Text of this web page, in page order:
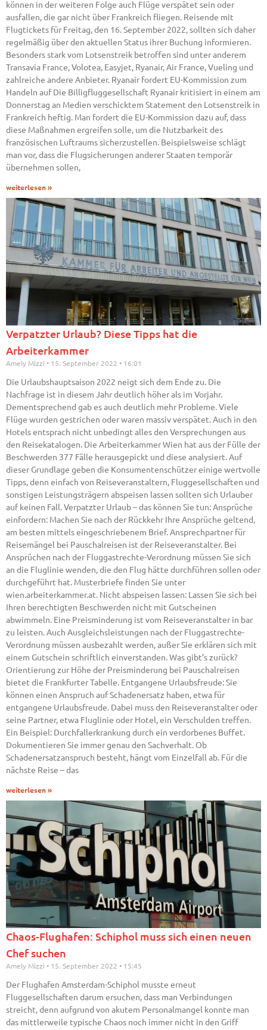
können in der weiteren Folge auch Flüge verspätet sein oder
ausfallen, die gar nicht über Frankreich fliegen. Reisende mit
Flugtickets für Freitag, den 16. September 2022, sollten sich daher
regelmäßig über den aktuellen Status ihrer Buchung informieren.
Besonders stark vom Lotsenstreik betroffen sind unter anderem
Transavia France, Volotea, Easyjet, Ryanair, Air France, Vueling und
zahlreiche andere Anbieter. Ryanair fordert EU-Kommission zum
Handeln auf Die Billigfluggesellschaft Ryanair kritisiert in einem am
Donnerstag an Medien verschicktem Statement den Lotsenstreik in
Frankreich heftig. Man fordert die EU-Kommission dazu auf, dass
diese Maßnahmen ergreifen solle, um die Nutzbarkeit des
französischen Luftraums sicherzustellen. Beispielsweise schlägt
man vor, dass die Flugsicherungen anderer Staaten temporär
übernehmen sollen,
weiterlesen »
Verpatzter Urlaub? Diese Tipps hat die
Arbeiterkammer
Amely Mizzi 15. September 2022 16:01
Die Urlaubshauptsaison 2022 neigt sich dem Ende zu. Die
Nachfrage ist in diesem Jahr deutlich höher als im Vorjahr.
Dementsprechend gab es auch deutlich mehr Probleme. Viele
Flüge wurden gestrichen oder waren massiv verspätet. Auch in den
Hotels entsprach nicht unbedingt alles den Versprechungen aus
den Reisekatalogen. Die Arbeiterkammer Wien hat aus der Fülle der
Beschwerden 377 Fälle herausgepickt und diese analysiert. Auf
dieser Grundlage geben die Konsumentenschützer einige wertvolle
Tipps, denn einfach von Reiseveranstaltern, Fluggesellschaften und
sonstigen Leistungsträgern abspeisen lassen sollten sich Urlauber
auf keinen Fall. Verpatzter Urlaub – das können Sie tun: Ansprüche
einfordern: Machen Sie nach der Rückkehr Ihre Ansprüche geltend,
am besten mittels eingeschriebenem Brief. Ansprechpartner für
Reisemängel bei Pauschalreisen ist der Reiseveranstalter. Bei
Ansprüchen nach der Fluggastrechte-Verordnung müssen Sie sich
an die Fluglinie wenden, die den Flug hätte durchführen sollen oder
durchgeführt hat. Musterbriefe finden Sie unter
wien.arbeiterkammer.at. Nicht abspeisen lassen: Lassen Sie sich bei
Ihren berechtigten Beschwerden nicht mit Gutscheinen
abwimmeln. Eine Preisminderung ist vom Reiseveranstalter in bar
zu leisten. Auch Ausgleichsleistungen nach der Fluggastrechte-
Verordnung müssen ausbezahlt werden, außer Sie erklären sich mit
einem Gutschein schriftlich einverstanden. Was gibt’s zurück?
Orientierung zur Höhe der Preisminderung bei Pauschalreisen
bietet die Frankfurter Tabelle. Entgangene Urlaubsfreude: Sie
können einen Anspruch auf Schadenersatz haben, etwa für
entgangene Urlaubsfreude. Dabei muss den Reiseveranstalter oder
seine Partner, etwa Fluglinie oder Hotel, ein Verschulden treffen.
Ein Beispiel: Durchfallerkrankung durch ein verdorbenes Buffet.
Dokumentieren Sie immer genau den Sachverhalt. Ob
Schadenersatzanspruch besteht, hängt vom Einzelfall ab. Für die
nächste Reise – das
weiterlesen »
Chaos-Flughafen: Schiphol muss sich einen neuen
Chef suchen
Amely Mizzi 15. September 2022 15:45
Der Flughafen Amsterdam-Schiphol musste erneut
Fluggesellschaften darum ersuchen, dass man Verbindungen
streicht, denn aufgrund von akutem Personalmangel konnte man
das mittlerweile typische Chaos noch immer nicht in den Griff